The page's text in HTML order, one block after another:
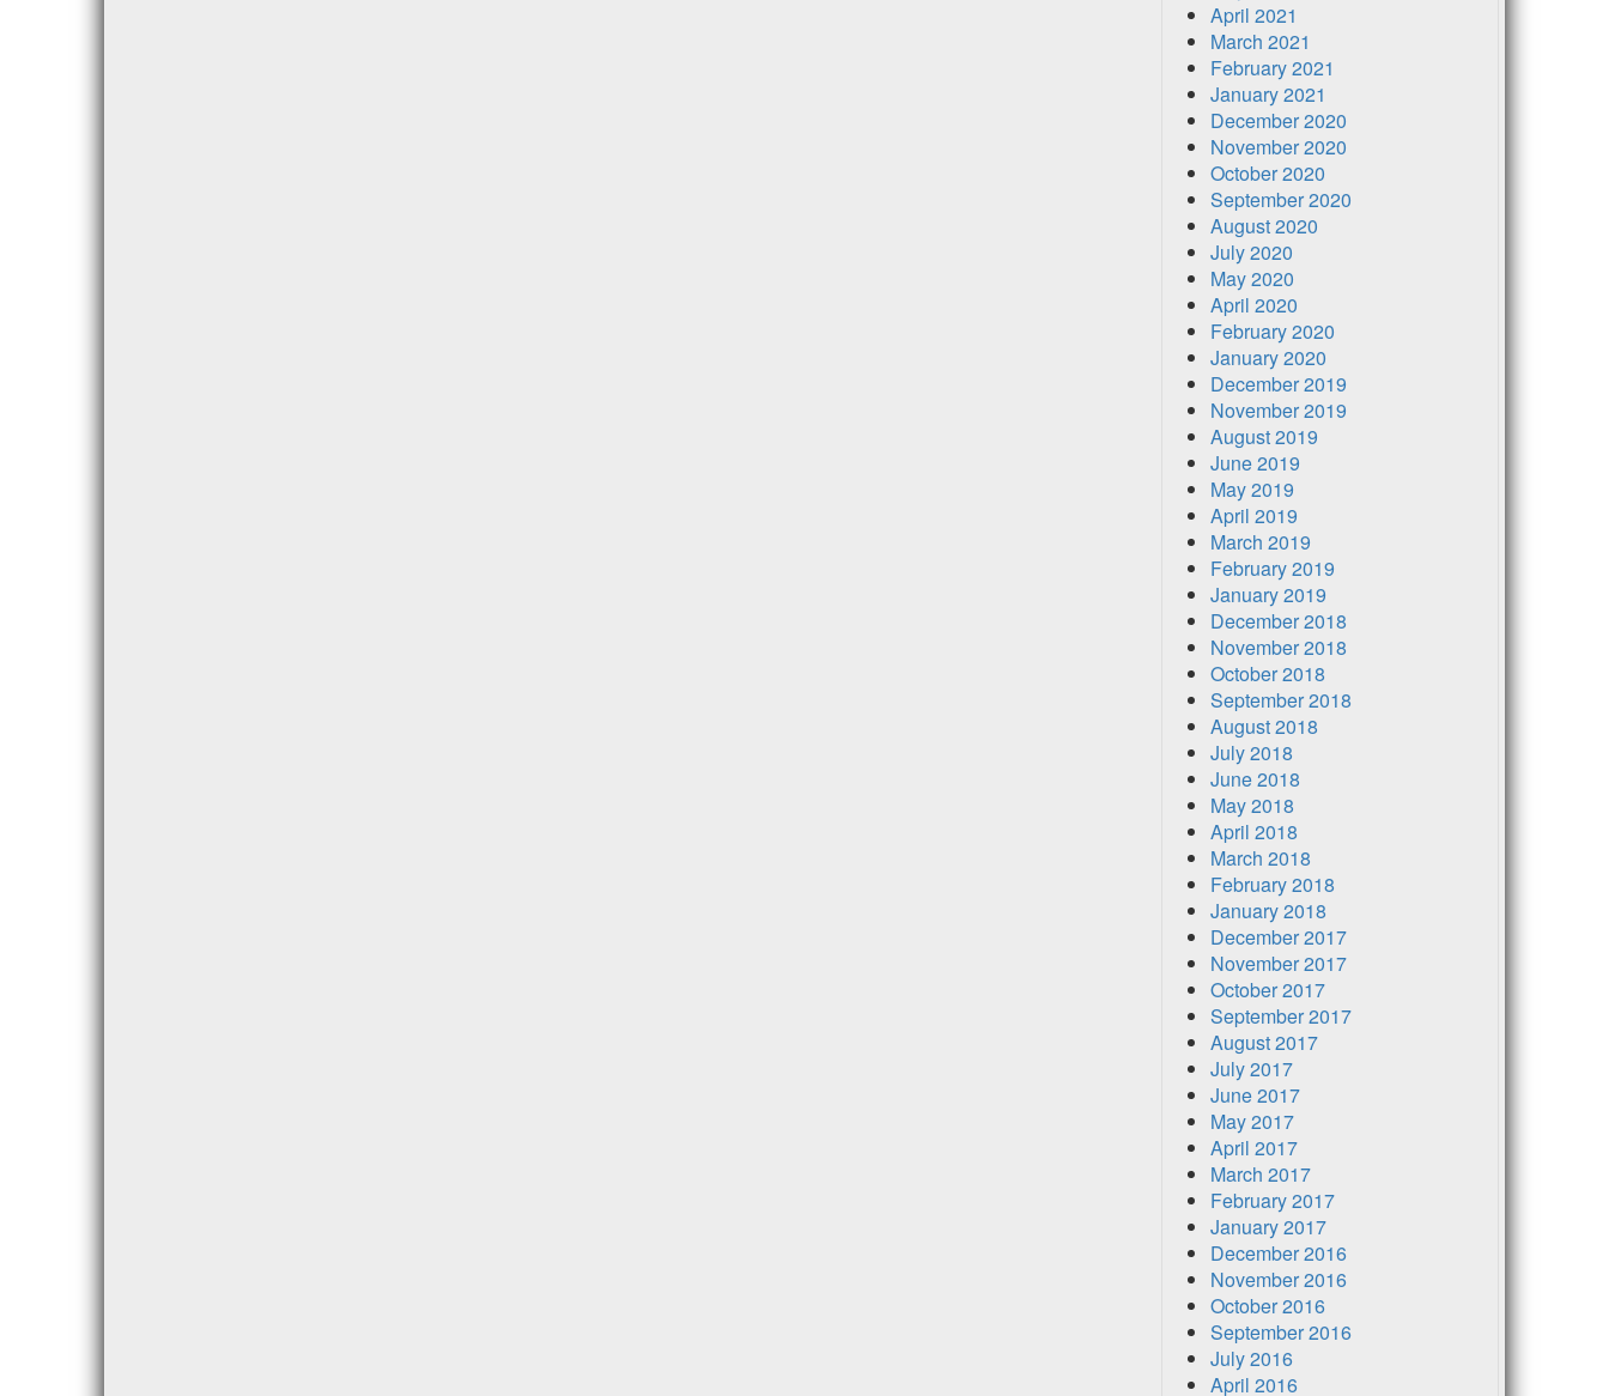
April 2021
March 2021
February 2021
January 2021
December 2020
November 2020
October 2020
September 2020
August 2020
July 2020
May 2020
April 2020
February 2020
January 2020
December 2019
November 2019
August 2019
June 2019
May 2019
April 2019
March 2019
February 2019
January 2019
December 2018
November 2018
October 2018
September 2018
August 2018
July 2018
June 2018
May 2018
April 2018
March 2018
February 2018
January 2018
December 2017
November 2017
October 2017
September 2017
August 2017
July 2017
June 2017
May 2017
April 2017
March 2017
February 2017
January 2017
December 2016
November 2016
October 2016
September 2016
July 2016
April 2016